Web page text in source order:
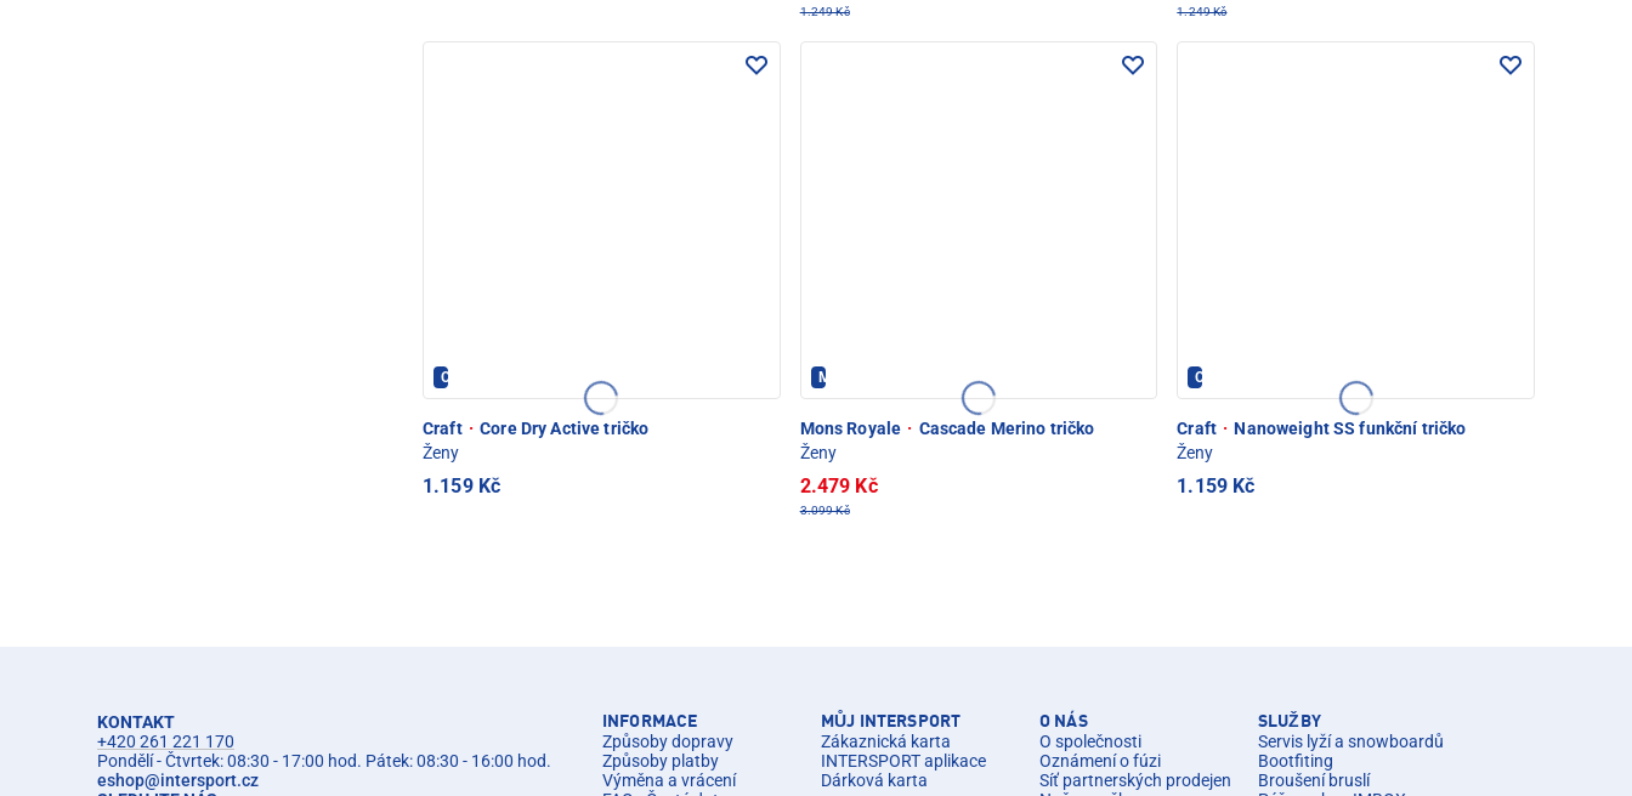
1.249 Kč 1.249 Kč
CRAFT - PEC POD SNĚŽKOU
Craft · Core Dry Active tričko
Ženy
1.159 Kč
Mons Royale - PEC POD SNĚŽKOU
Mons Royale · Cascade Merino tričko
Ženy
2.479 Kč
3.099 Kč
CRAFT - PEC POD SNĚŽKOU
Craft · Nanoweight SS funkční tričko
Ženy
1.159 Kč
KONTAKT
+420 261 221 170
Pondělí - Čtvrtek: 08:30 - 17:00 hod. Pátek: 08:30 - 16:00 hod.
eshop@intersport.cz
INFORMACE
Způsoby dopravy
Způsoby platby
Výměna a vrácení
MŮJ INTERSPORT
Zákaznická karta
INTERSPORT aplikace
Dárková karta
O NÁS
O společnosti
Oznámení o fúzi
Síť partnerských prodejen
SLUŽBY
Servis lyží a snowboardů
Bootfiting
Broušení bruslí